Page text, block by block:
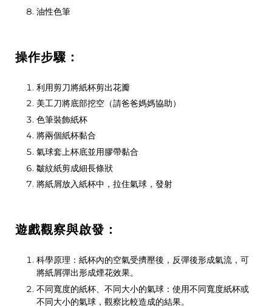
油性色筆
操作步驟：
利用剪刀將紙杯剪出花瓣
美工刀將底部挖空（請爸爸媽媽協助）
色筆裝飾紙杯
將兩個紙杯黏合
氣球套上杯底並用膠帶黏合
皺紋紙剪成細長條狀
將紙屑放入紙杯中，拉住氣球，發射
遊戲觀察與啟發：
科學原理：紙杯內的空氣受擠壓後，反彈後形成氣流，可
將紙屑彈出形成煙花效果。
不同寬度的紙杯、不同大小的氣球：使用不同寬度紙杯或
不同大小的氣球，觀察比較造成的結果。